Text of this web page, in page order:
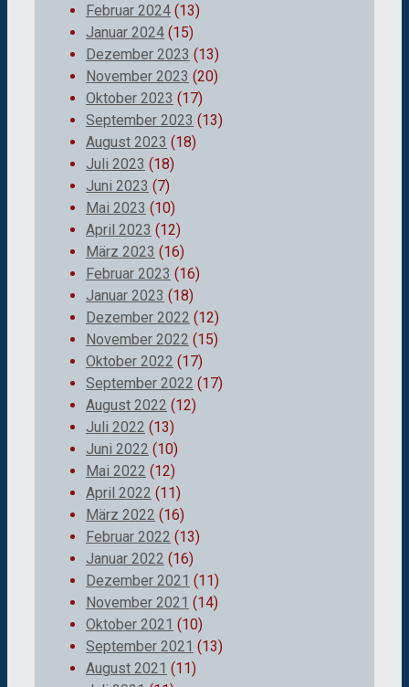
Februar 2024 (13)
Januar 2024 (15)
Dezember 2023 (13)
November 2023 (20)
Oktober 2023 (17)
September 2023 (13)
August 2023 (18)
Juli 2023 (18)
Juni 2023 (7)
Mai 2023 (10)
April 2023 (12)
März 2023 (16)
Februar 2023 (16)
Januar 2023 (18)
Dezember 2022 (12)
November 2022 (15)
Oktober 2022 (17)
September 2022 (17)
August 2022 (12)
Juli 2022 (13)
Juni 2022 (10)
Mai 2022 (12)
April 2022 (11)
März 2022 (16)
Februar 2022 (13)
Januar 2022 (16)
Dezember 2021 (11)
November 2021 (14)
Oktober 2021 (10)
September 2021 (13)
August 2021 (11)